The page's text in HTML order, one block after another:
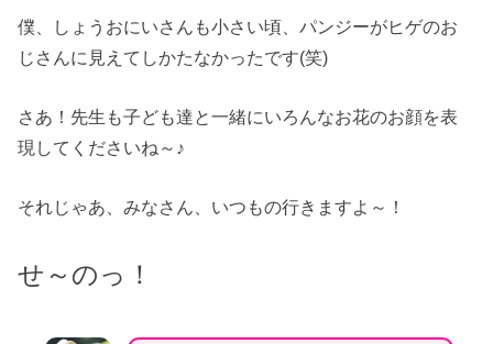
僕、しょうおにいさんも小さい頃、パンジーがヒゲのお
じさんに見えてしかたなかったです(笑)
さあ！先生も子ども達と一緒にいろんなお花のお顔を表
現してくださいね～♪
それじゃあ、みなさん、いつもの行きますよ～！
せ～のっ！